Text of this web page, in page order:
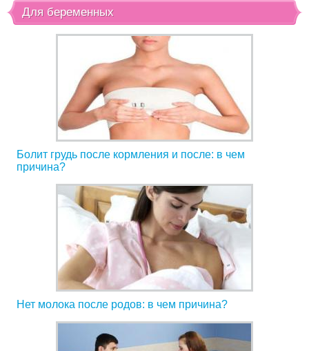
Для беременных
Болит грудь после кормления и после: в чем
причина?
Нет молока после родов: в чем причина?